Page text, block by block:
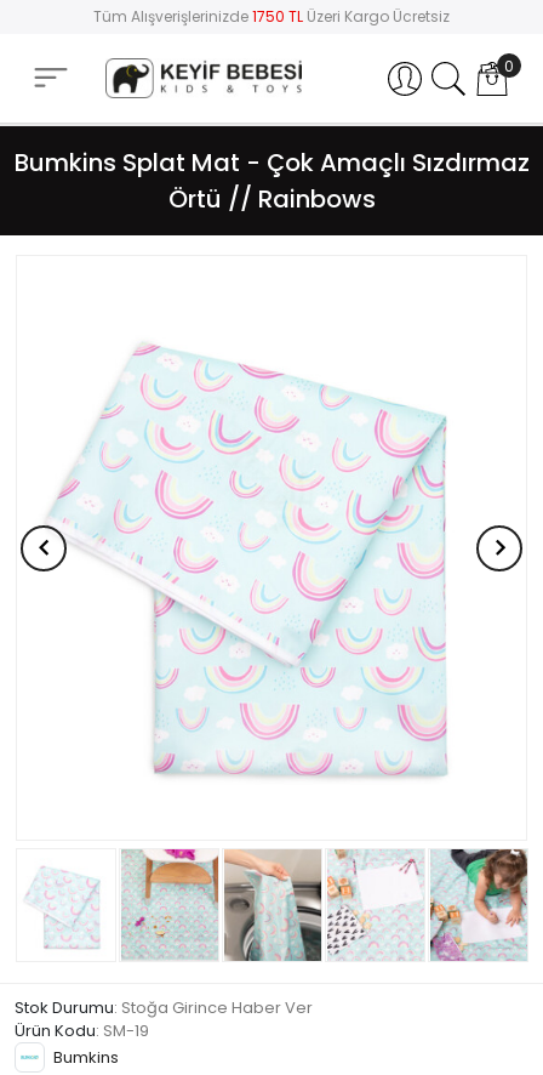
Tüm Alışverişlerinizde1750 TL Üzeri Kargo Ücretsiz
Hesabım 0
Bumkins Splat Mat - Çok Amaçlı Sızdırmaz
Örtü // Rainbows
Stok Durumu: Stoğa Girince Haber Ver
Ürün Kodu: SM-19
Bumkins